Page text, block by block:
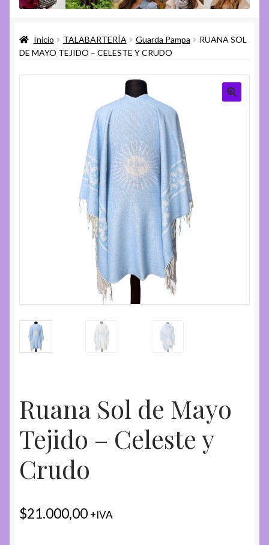
menú
menú
Ayuda
menú
hijo
Inicio TALABARTERÍA Guarda Pampa
RUANA SOL
DE MAYO TEJIDO – CELESTE Y CRUDO
Ruana Sol de Mayo
Tejido – Celeste y
Crudo
$21.000,00 +IVA